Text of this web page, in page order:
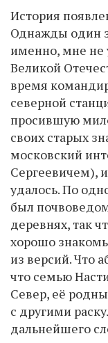
История
Однажды один
именно, мне не
Великой
время
северной
просившую
своих старых
московский
Сергеевичем),
удалось. По
был
деревнях, так
хорошо
из версий. Что
что семью
Север, её
с другими
дальнейшего